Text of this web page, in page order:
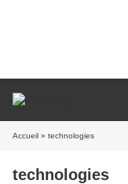
Accueil » technologies
technologies